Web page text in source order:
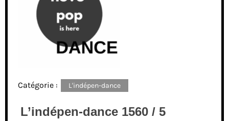
Catégorie : L'indépen-dance
L’indépen-dance 1560 / 5